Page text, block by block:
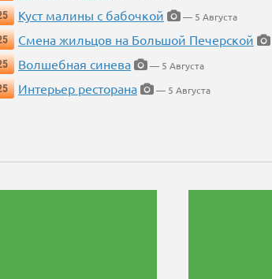
Куст малины с бабочкой
— 5 Августа
Смена жильцов на Большой Печерской
Волшебная синева
— 5 Августа
Интерьер ресторана — 5 Августа